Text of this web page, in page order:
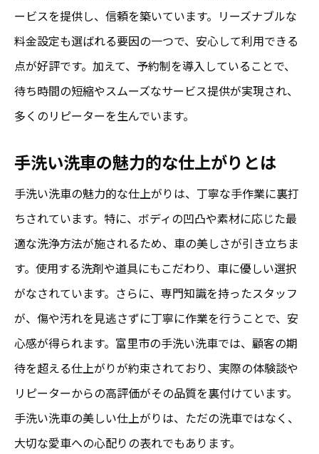
ービスを提供し、信頼を築いています。リーズナブルな
料金設定も選ばれる要因の一つで、安心して利用できる
点が好評です。加えて、予約制を導入していることで、
待ち時間の短縮やスムーズなサービス提供が実現され、
多くのリピーターを生んでいます。
手洗い洗車の魅力的な仕上がりとは
手洗い洗車の魅力的な仕上がりは、丁寧な手作業に裏打
ちされています。特に、ボディの凹凸や素材に応じた最
適な洗浄方法が施されるため、車の美しさが引き立ちま
す。使用する洗剤や道具にもこだわり、車に優しい選択
がなされています。さらに、専門知識を持ったスタッフ
が、傷や汚れを見逃さずに丁寧に作業を行うことで、安
心感が得られます。富里市の手洗い洗車では、顧客の期
待を超える仕上がりが約束されており、実際の体験談や
リピーターからの高評価がその品質を裏付けています。
手洗い洗車の美しい仕上がりは、ただの洗車ではなく、
大切な愛車への心配りの表れでもあります。